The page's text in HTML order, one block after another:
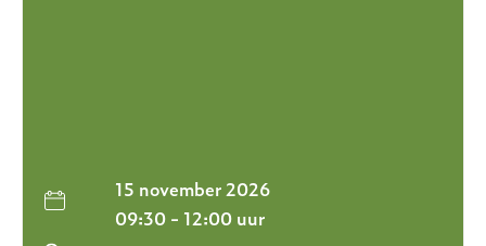
15 november 2026
09:30 - 12:00 uur